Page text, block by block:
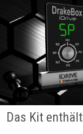
Das Kit enthält